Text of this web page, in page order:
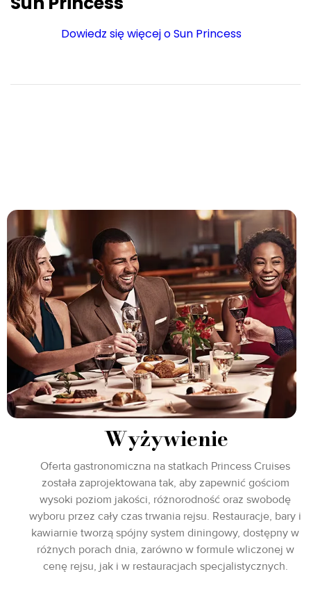
Dowiedz się więcej o Sun Princess
Wyżywienie
Oferta gastronomiczna na statkach Princess Cruises
została zaprojektowana tak, aby zapewnić gościom
wysoki poziom jakości, różnorodność oraz swobodę
wyboru przez cały czas trwania rejsu. Restauracje, bary i
kawiarnie tworzą spójny system diningowy, dostępny w
różnych porach dnia, zarówno w formule wliczonej w
cenę rejsu, jak i w restauracjach specjalistycznych.